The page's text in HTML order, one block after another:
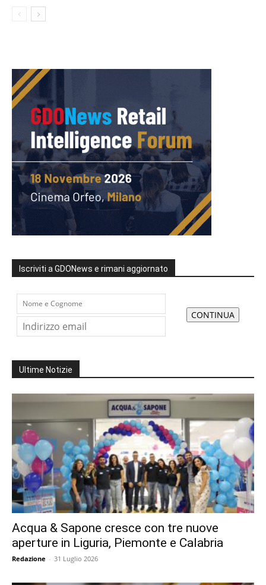
Iscriviti a GDONews e rimani aggiornato
Ultime Notizie
Acqua & Sapone cresce con tre nuove
aperture in Liguria, Piemonte e Calabria
Redazione - 31 Luglio 2026